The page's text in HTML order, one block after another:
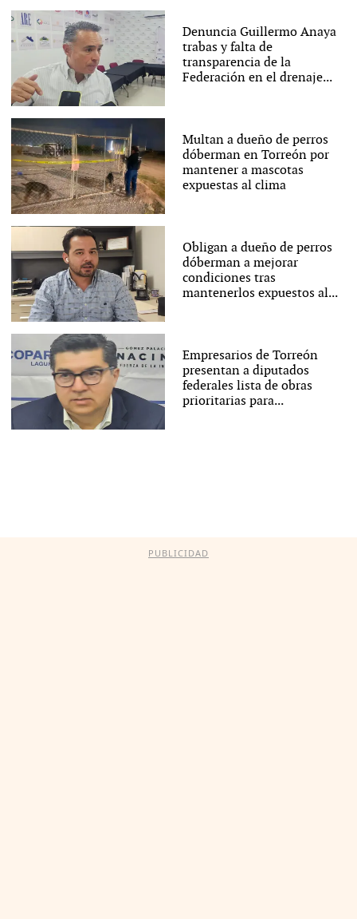
Denuncia Guillermo Anaya
trabas y falta de
transparencia de la
Federación en el drenaje...
Multan a dueño de perros
dóberman en Torreón por
mantener a mascotas
expuestas al clima
Obligan a dueño de perros
dóberman a mejorar
condiciones tras
mantenerlos expuestos al...
Empresarios de Torreón
presentan a diputados
federales lista de obras
prioritarias para...
PUBLICIDAD